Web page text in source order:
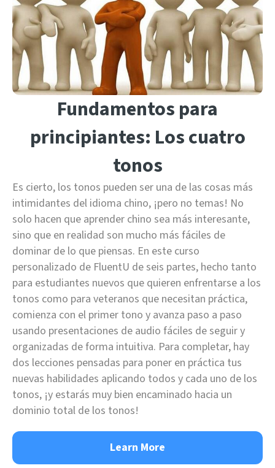
Fundamentos para
principiantes: Los cuatro
tonos
Es cierto, los tonos pueden ser una de las cosas más
intimidantes del idioma chino, ¡pero no temas! No
solo hacen que aprender chino sea más interesante,
sino que en realidad son mucho más fáciles de
dominar de lo que piensas. En este curso
personalizado de FluentU de seis partes, hecho tanto
para estudiantes nuevos que quieren enfrentarse a los
tonos como para veteranos que necesitan práctica,
comienza con el primer tono y avanza paso a paso
usando presentaciones de audio fáciles de seguir y
organizadas de forma intuitiva. Para completar, hay
dos lecciones pensadas para poner en práctica tus
nuevas habilidades aplicando todos y cada uno de los
tonos, ¡y estarás muy bien encaminado hacia un
dominio total de los tonos!
Learn More